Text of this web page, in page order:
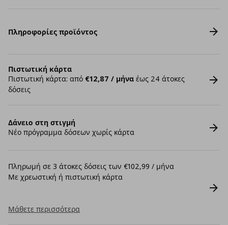
Πληροφορίες προϊόντος
Πιστωτική κάρτα
Πιστωτική κάρτα: από €12,87 / μήνα έως 24 άτοκες
δόσεις
Δάνειο στη στιγμή
Νέο πρόγραμμα δόσεων χωρίς κάρτα
Πληρωμή σε 3 άτοκες δόσεις των €102,99 / μήνα
Με χρεωστική ή πιστωτική κάρτα
Μάθετε περισσότερα